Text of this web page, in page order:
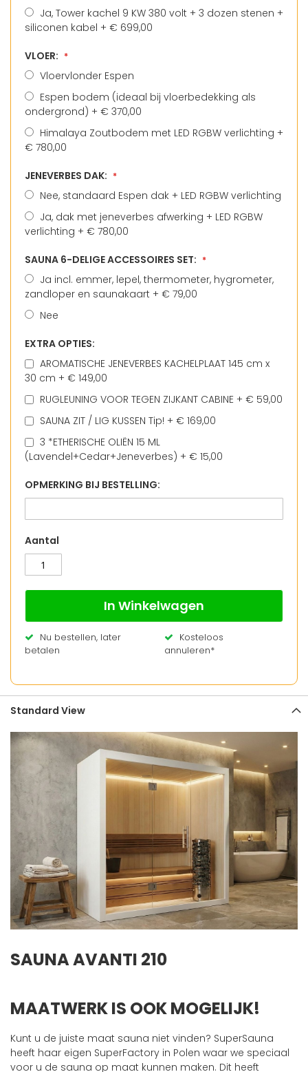
Ja, Tower kachel 9 KW 380 volt + 3 dozen stenen +
siliconen kabel + € 699,00
VLOER:
Vloervlonder Espen
Espen bodem (ideaal bij vloerbedekking als
ondergrond) + € 370,00
Himalaya Zoutbodem met LED RGBW verlichting +
€ 780,00
JENEVERBES DAK:
Nee, standaard Espen dak + LED RGBW verlichting
Ja, dak met jeneverbes afwerking + LED RGBW
verlichting + € 780,00
SAUNA 6-DELIGE ACCESSOIRES SET:
Ja incl. emmer, lepel, thermometer, hygrometer,
zandloper en saunakaart + € 79,00
Nee
EXTRA OPTIES:
AROMATISCHE JENEVERBES KACHELPLAAT 145 cm x
30 cm + € 149,00
RUGLEUNING VOOR TEGEN ZIJKANT CABINE + € 59,00
SAUNA ZIT / LIG KUSSEN Tip! + € 169,00
3 *ETHERISCHE OLIËN 15 ML
(Lavendel+Cedar+Jeneverbes) + € 15,00
OPMERKING BIJ BESTELLING:
Aantal
In Winkelwagen
Nu bestellen, later
betalen
Kosteloos
annuleren*
Standard View
SAUNA AVANTI 210
MAATWERK IS OOK MOGELIJK!
Kunt u de juiste maat sauna niet vinden? SuperSauna
heeft haar eigen SuperFactory in Polen waar we speciaal
voor u de sauna op maat kunnen maken. Dit heeft